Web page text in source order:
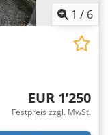
1 / 6
EUR 1’250
Festpreis zzgl. MwSt.